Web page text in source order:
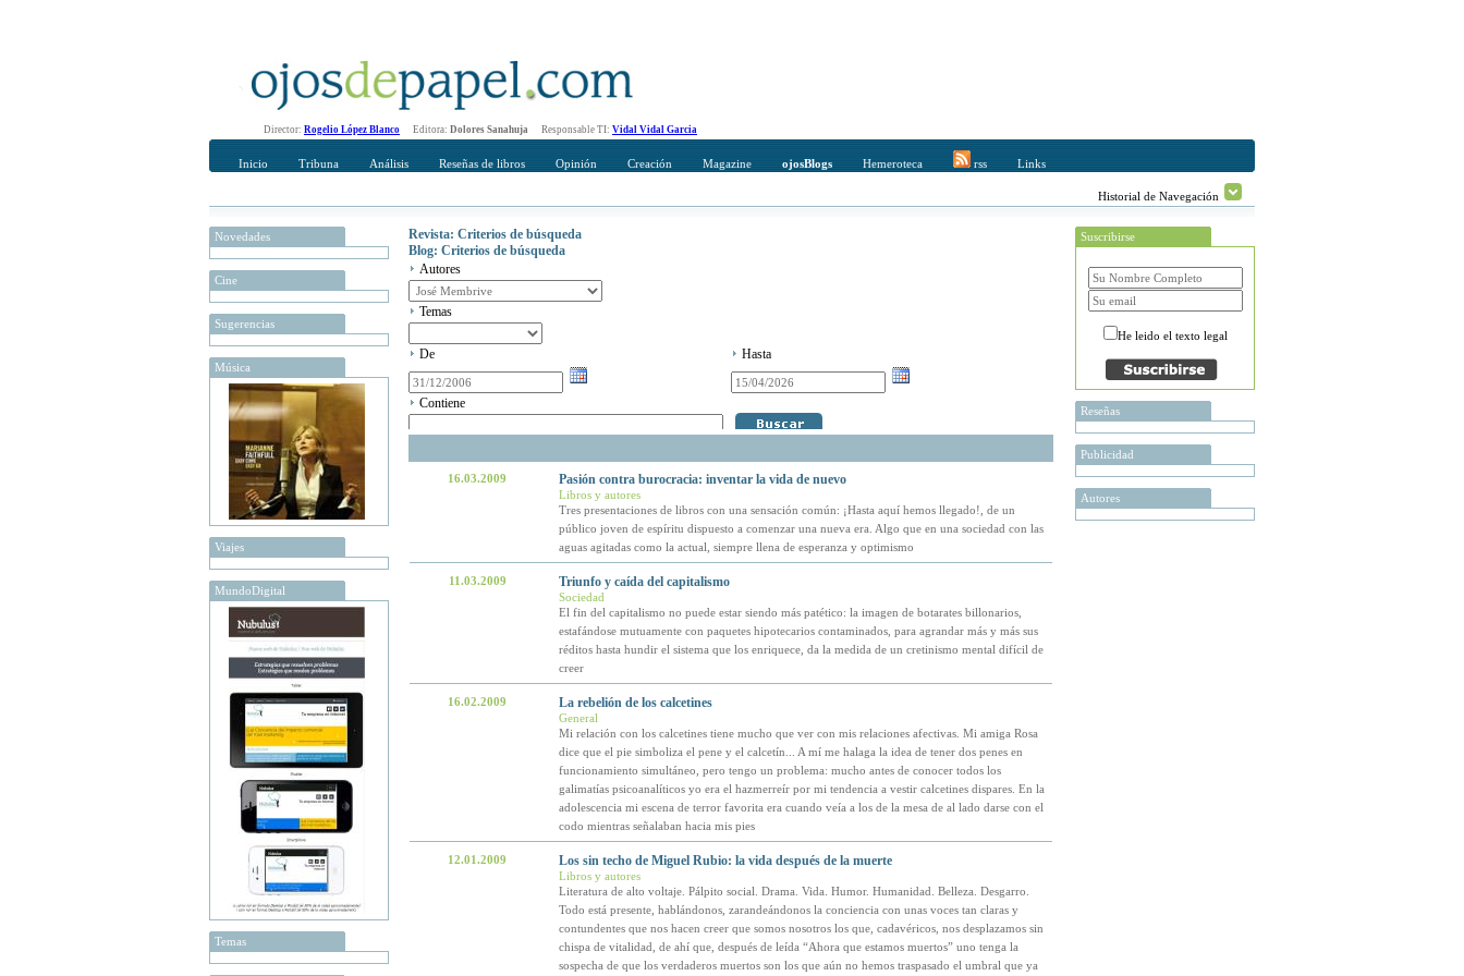
Director: Rogelio López Blanco Editora: Dolores Sanahuja Responsable TI: Vidal Vidal Garcia
Inicio Tribuna Análisis Reseñas de libros Opinión Creación Magazine ojosBlogs Hemeroteca rss Links
Historial de Navegación
Novedades
Cine
Sugerencias
Música
Viajes
MundoDigital
Temas
Revista: Criterios de búsqueda
Blog: Criterios de búsqueda
Autores
Temas
De Hasta
Contiene
16.03.2009 Pasión contra burocracia: inventar la vida de nuevo
Libros y autores
Tres presentaciones de libros con una sensación común: ¡Hasta aquí hemos llegado!, de un
público joven de espíritu dispuesto a comenzar una nueva era. Algo que en una sociedad con las
aguas agitadas como la actual, siempre llena de esperanza y optimismo
11.03.2009 Triunfo y caída del capitalismo
Sociedad
El fin del capitalismo no puede estar siendo más patético: la imagen de botarates billonarios,
estafándose mutuamente con paquetes hipotecarios contaminados, para agrandar más y más sus
réditos hasta hundir el sistema que los enriquece, da la medida de un cretinismo mental difícil de
creer
16.02.2009 La rebelión de los calcetines
General
Mi relación con los calcetines tiene mucho que ver con mis relaciones afectivas. Mi amiga Rosa
dice que el pie simboliza el pene y el calcetín... A mí me halaga la idea de tener dos penes en
funcionamiento simultáneo, pero tengo un problema: mucho antes de conocer todos los
galimatías psicoanalíticos yo era el hazmerreír por mi tendencia a vestir calcetines dispares. En la
adolescencia mi escena de terror favorita era cuando veía a los de la mesa de al lado darse con el
codo mientras señalaban hacia mis pies
12.01.2009 Los sin techo de Miguel Rubio: la vida después de la muerte
Libros y autores
Literatura de alto voltaje. Pálpito social. Drama. Vida. Humor. Humanidad. Belleza. Desgarro.
Todo está presente, hablándonos, zarandeándonos la conciencia con unas voces tan claras y
contundentes que nos hacen creer que somos nosotros los que, cadavéricos, nos desplazamos sin
chispa de vitalidad, de ahí que, después de leída “Ahora que estamos muertos” uno tenga la
sospecha de que los verdaderos muertos son los que aún no hemos traspasado el umbral que ya
Suscribirse
He leido el texto legal
Reseñas
Publicidad
Autores